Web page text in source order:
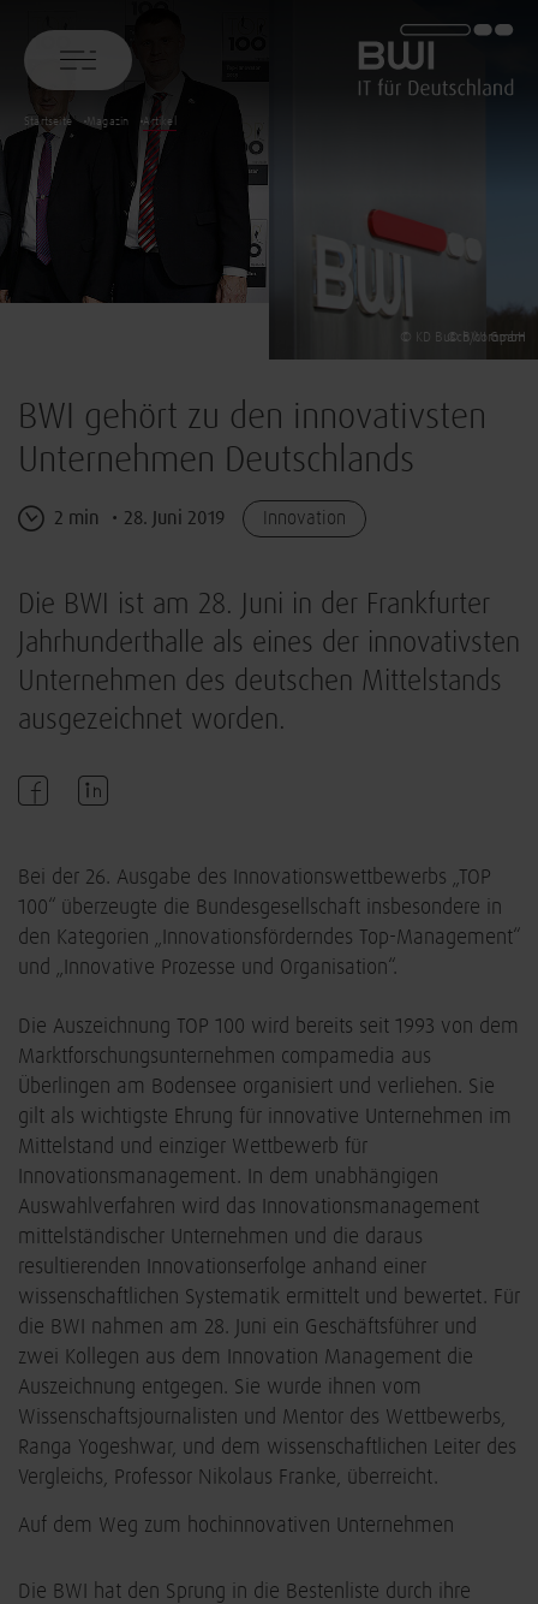
BWI GmbH
Startseite Magazin Artikel
© KD Busch/compam
© BWI GmbH
BWI gehört zu den innovativsten
Unternehmen Deutschlands
2 min 28. Juni 2019 Innovation
Die BWI ist am 28. Juni in der Frankfurter
Jahrhunderthalle als eines der innovativsten
Unternehmen des deutschen Mittelstands
ausgezeichnet worden.
Bei der 26. Ausgabe des Innovationswettbewerbs „TOP
100“ überzeugte die Bundesgesellschaft insbesondere in
den Kategorien „Innovationsförderndes Top-Management“
und „Innovative Prozesse und Organisation“.
Die Auszeichnung TOP 100 wird bereits seit 1993 von dem
Marktforschungsunternehmen compamedia aus
Überlingen am Bodensee organisiert und verliehen. Sie
gilt als wichtigste Ehrung für innovative Unternehmen im
Mittelstand und einziger Wettbewerb für
Innovationsmanagement. In dem unabhängigen
Auswahlverfahren wird das Innovationsmanagement
mittelständischer Unternehmen und die daraus
resultierenden Innovationserfolge anhand einer
wissenschaftlichen Systematik ermittelt und bewertet. Für
die BWI nahmen am 28. Juni ein Geschäftsführer und
zwei Kollegen aus dem Innovation Management die
Auszeichnung entgegen. Sie wurde ihnen vom
Wissenschaftsjournalisten und Mentor des Wettbewerbs,
Ranga Yogeshwar, und dem wissenschaftlichen Leiter des
Vergleichs, Professor Nikolaus Franke, überreicht.
Auf dem Weg zum hochinnovativen Unternehmen
Die BWI hat den Sprung in die Bestenliste durch ihre